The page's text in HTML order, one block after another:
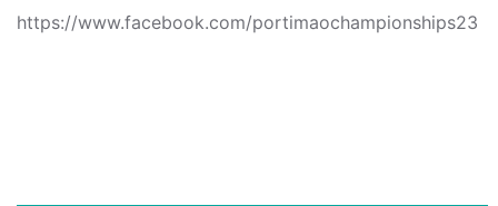
https://www.facebook.com/portimaochampionships23